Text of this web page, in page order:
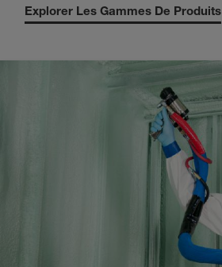
Explorer Les Gammes De Produits